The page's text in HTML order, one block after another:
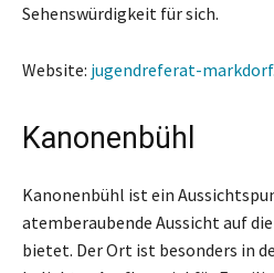
Sehenswürdigkeit für sich.
Website: jugendreferat-
Kanonenbühl
Kanonenbühl ist ein
atemberaubende Aussicht auf
bietet. Der Ort ist besonders in